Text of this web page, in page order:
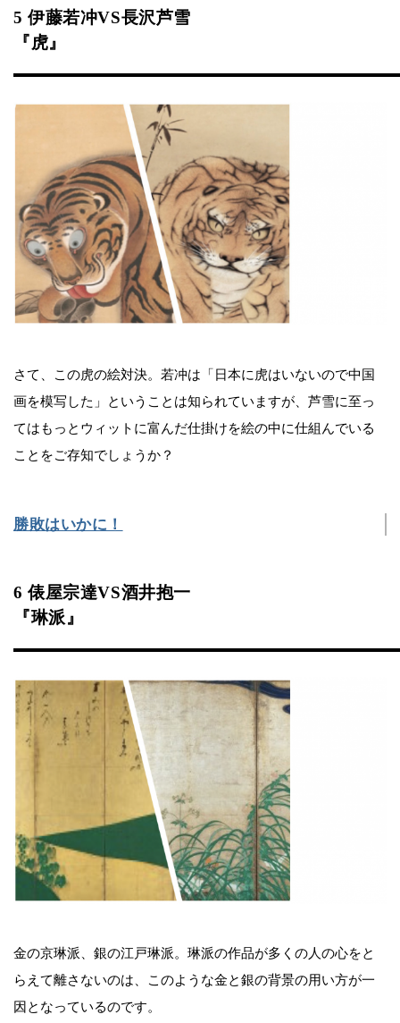
5 伊藤若冲VS長沢芦雪
『虎』
さて、この虎の絵対決。若冲は「日本に虎はいないので中国
画を模写した」ということは知られていますが、芦雪に至っ
てはもっとウィットに富んだ仕掛けを絵の中に仕組んでいる
ことをご存知でしょうか？
勝敗はいかに！
6 俵屋宗達VS酒井抱一
『琳派』
金の京琳派、銀の江戸琳派。琳派の作品が多くの人の心をと
らえて離さないのは、このような金と銀の背景の用い方が一
因となっているのです。